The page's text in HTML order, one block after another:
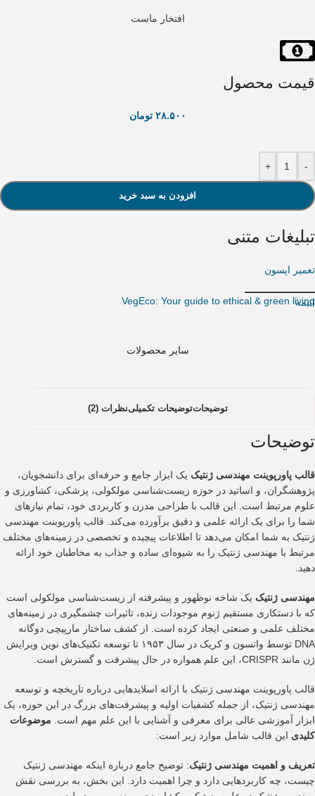
افتخار ماست
قیمت محصول
۲۸.۵۰۰ تومان
-
+
افزودن به سبد خرید
تبلیغات متنی
تعمیر اپسون
VegEco: Your guide to ethical & green living
انیمه
سایر محصولات
توضیحاتتوضیحات تکمیلینظرات (2)
توضیحات
قالب پاورپوینت مهندسی ژنتیک یک ابزار جامع و حرفه‌ای برای دانشجویان،
پژوهشگران، و اساتید در حوزه زیست‌شناسی مولکولی، پزشکی، کشاورزی و
علوم مرتبط است. این قالب با طراحی مدرن و کاربردی خود، تمام نیازهای
شما را برای یک ارائه علمی و دقیق برآورده می‌کند. قالب پاورپوینت مهندسی
ژنتیک به شما امکان می‌دهد تا اطلاعات پیچیده و تخصصی در زمینه‌های مختلف
مرتبط با مهندسی ژنتیک را به شیوه‌ای ساده و جذاب به مخاطبان خود ارائه
دهید.
مهندسی ژنتیک یک شاخه نوظهور و پیشرفته از زیست‌شناسی مولکولی است
که با دستکاری مستقیم ژنوم موجودات زنده، تاثیرات چشمگیری در زمینه‌های
مختلف علمی و صنعتی ایجاد کرده است. از کشف ساختار مارپیچی دوگانه
DNA توسط واتسون و کریک در سال ۱۹۵۳ تا توسعه تکنیک‌های نوین ویرایش
ژن مانند CRISPR، این علم همواره در حال پیشرفت و گسترش است.
قالب پاورپوینت مهندسی ژنتیک با ارائه اسلایدهایی درباره تاریخچه و توسعه
مهندسی ژنتیک، از جمله کشفیات اولیه و پیشرفت‌های بزرگ در این حوزه، یک
ابزار آموزشی عالی برای معرفی و آشنایی با این علم مهم است. موضوعات
کلیدی این قالب شامل موارد زیر است:
تعریف و اهمیت مهندسی ژنتیک: توضیح جامع درباره اینکه مهندسی ژنتیک
چیست، چه کاربردهایی دارد و چرا اهمیت دارد. این بخش، به بررسی نقش